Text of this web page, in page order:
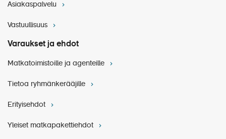
Asiakaspalvelu
Vastuullisuus
Varaukset ja ehdot
Matkatoimistoille ja agenteille
Tietoa ryhmänkerääjille
Erityisehdot
Yleiset matkapakettiehdot